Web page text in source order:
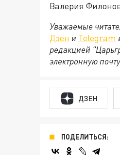
Валерия
Уважаемые
Дзен и Telegram
редакцией
электронную почту
ДЗЕН
ПОДЕЛИТЬСЯ: